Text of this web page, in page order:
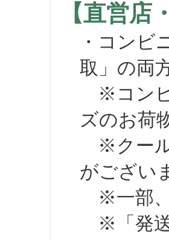
【直営店
・コンビ
取」の両
※コンビ
ズのお荷
※クール
がござい
※一部、
※「発送